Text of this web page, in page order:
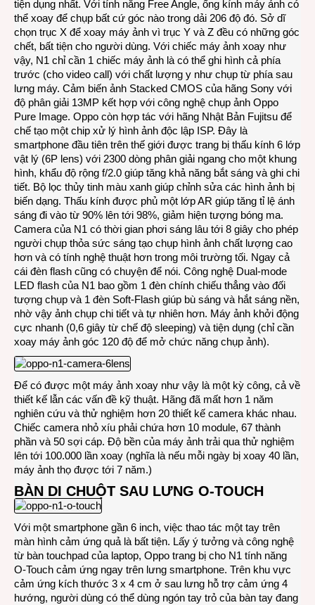
tiện dụng nhất. Với tính năng Free Angle, ống kính máy ảnh có
thể xoay để chụp bất cứ góc nào trong dải 206 độ đó. Sở dĩ
chọn trục X để xoay máy ảnh vì trục Y và Z đều có những góc
chết, bất tiện cho người dùng. Với chiếc máy ảnh xoay như
vậy, N1 chỉ cần 1 chiếc máy ảnh là có thể ghi hình cả phía
trước (cho video call) với chất lượng y như chụp từ phía sau
lưng máy. Cảm biến ảnh Stacked CMOS của hãng Sony với
độ phân giải 13MP kết hợp với công nghệ chụp ảnh Oppo
Pure Image. Oppo còn hợp tác với hãng Nhật Bản Fujitsu để
chế tạo một chip xử lý hình ảnh độc lập ISP. Đây là
smartphone đầu tiên trên thế giới được trang bị thấu kính 6 lớp
vật lý (6P lens) với 2300 dòng phân giải ngang cho một khung
hình, khẩu độ rộng f/2.0 giúp tăng khả năng bắt sáng và ghi chi
tiết. Bộ lọc thủy tinh màu xanh giúp chỉnh sửa các hình ảnh bị
biến dạng. Thấu kính được phủ một lớp AR giúp tăng tỉ lệ ánh
sáng đi vào từ 90% lên tới 98%, giảm hiện tượng bóng ma.
Camera của N1 có thời gian phơi sáng lâu tới 8 giây cho phép
người chụp thỏa sức sáng tạo chụp hình ảnh chất lượng cao
hơn và có tính nghệ thuật hơn trong môi trường tối. Ngay cả
cái đèn flash cũng có chuyện để nói. Công nghệ Dual-mode
LED flash của N1 bao gồm 1 đèn chính chiếu thẳng vào đối
tượng chụp và 1 đèn Soft-Flash giúp bù sáng và hắt sáng nền,
nhờ vậy ảnh chụp chi tiết và tự nhiên hơn. Máy ảnh khởi động
cực nhanh (0,6 giây từ chế độ sleeping) và tiện dụng (chỉ cần
xoay máy ảnh góc 120 độ để mở chức năng chụp ảnh).
Để có được một máy ảnh xoay như vậy là một kỳ công, cả về
thiết kế lẫn các vấn đề kỹ thuật. Hãng đã mất hơn 1 năm
nghiên cứu và thử nghiệm hơn 20 thiết kế camera khác nhau.
Chiếc camera nhỏ xíu phải chứa hơn 10 module, 67 thành
phần và 50 sợi cáp. Độ bền của máy ảnh trải qua thử nghiệm
lên tới 100.000 lần xoay (nghĩa là nếu mỗi ngày bị xoay 40 lần,
máy ảnh thọ được tới 7 năm.)
BÀN DI CHUỘT SAU LƯNG O-TOUCH
Với một smartphone gần 6 inch, việc thao tác một tay trên
màn hình cảm ứng quả là bất tiện. Lấy ý tưởng và công nghệ
từ bàn touchpad của laptop, Oppo trang bị cho N1 tính năng
O-Touch cảm ứng ngay trên lưng smartphone. Trên khu vực
cảm ứng kích thước 3 x 4 cm ở sau lưng hỗ trợ cảm ứng 4
hướng, người dùng có thể dùng ngón tay trỏ của bàn tay đang